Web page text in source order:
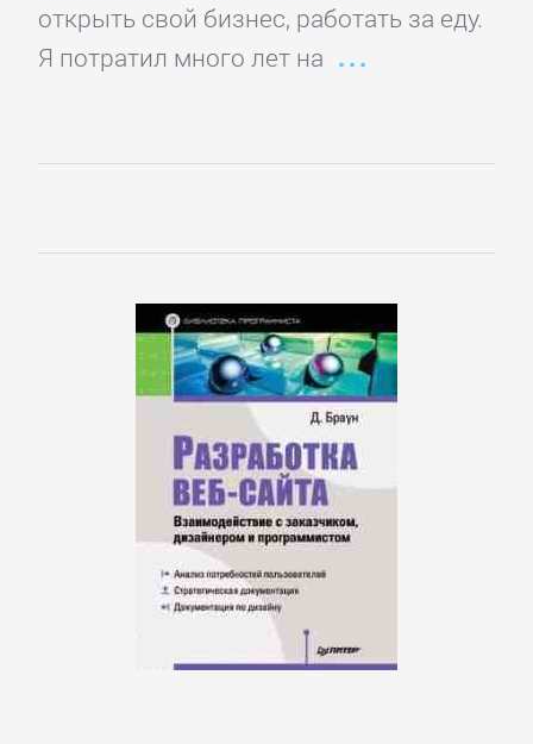
открыть свой бизнес, работать за еду.
Я потратил много лет на
Кинематограф,
театр
литература
Зарубежная
Классическая
Литература